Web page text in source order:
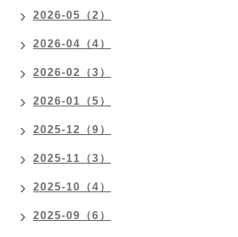
2026-05（2）
2026-04（4）
2026-02（3）
2026-01（5）
2025-12（9）
2025-11（3）
2025-10（4）
2025-09（6）